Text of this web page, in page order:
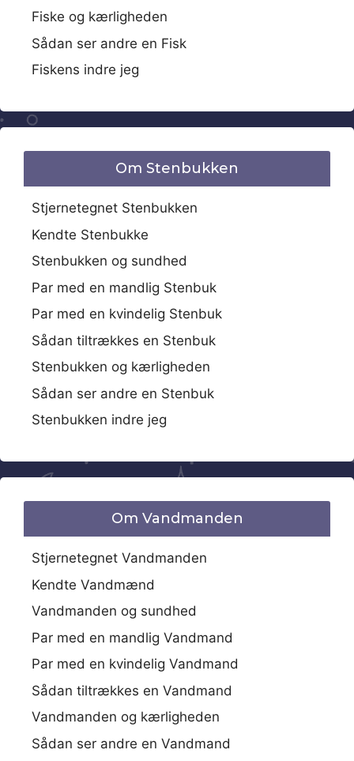
Fiske og kærligheden
Sådan ser andre en Fisk
Fiskens indre jeg
Om Stenbukken
Stjernetegnet Stenbukken
Kendte Stenbukke
Stenbukken og sundhed
Par med en mandlig Stenbuk
Par med en kvindelig Stenbuk
Sådan tiltrækkes en Stenbuk
Stenbukken og kærligheden
Sådan ser andre en Stenbuk
Stenbukken indre jeg
Om Vandmanden
Stjernetegnet Vandmanden
Kendte Vandmænd
Vandmanden og sundhed
Par med en mandlig Vandmand
Par med en kvindelig Vandmand
Sådan tiltrækkes en Vandmand
Vandmanden og kærligheden
Sådan ser andre en Vandmand